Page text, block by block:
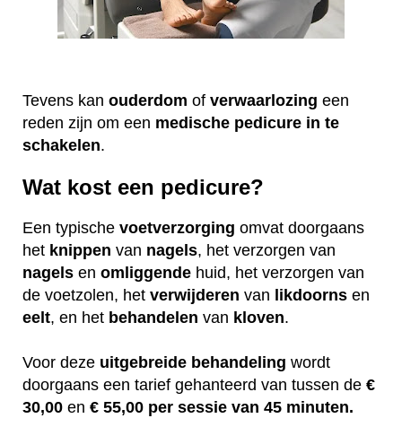
Tevens kan ouderdom of verwaarlozing een
reden zijn om een medische pedicure in te
schakelen.
Wat kost een pedicure?
Een typische voetverzorging omvat doorgaans
het knippen van nagels, het verzorgen van
nagels en omliggende huid, het verzorgen van
de voetzolen, het verwijderen van likdoorns en
eelt, en het behandelen van kloven.
Voor deze uitgebreide behandeling wordt
doorgaans een tarief gehanteerd van tussen de €
30,00 en € 55,00 per sessie van 45 minuten.